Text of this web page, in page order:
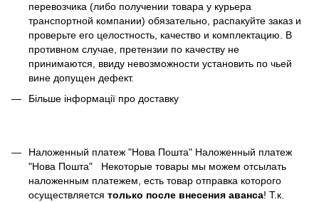
перевозчика (либо получении товара у курьера
транспортной компании) обязательно, распакуйте заказ и
проверьте его целостность, качество и комплектацию. В
противном случае, претензии по качеству не
принимаются, ввиду невозможности установить по чьей
вине допущен дефект.
Більше інформації про доставку
Наложенный платеж "Нова Пошта" Наложенный платеж
"Нова Пошта"
Некоторые товары мы можем отсылать
наложенным платежем, есть товар отправка которого
осуществляется только после внесения аванса! Т.к.